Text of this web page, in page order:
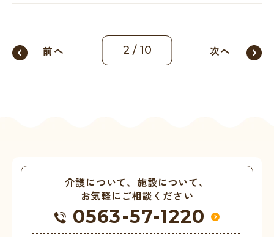
前へ 2 / 10 次へ
介護について、施設について、
お気軽にご相談ください
0563-57-1220